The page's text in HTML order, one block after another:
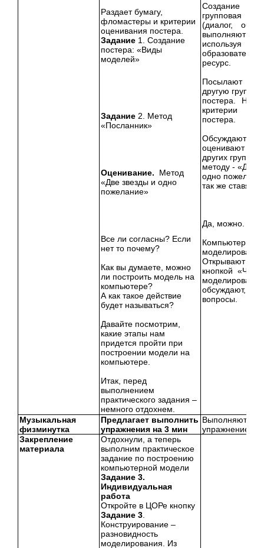
Раздает бумагу,
фломастеры и критерии
оценивания постера.
Задание1. Создание
постера: «Виды
моделей»
Задание2. Метод
«Посланник»
Оценивание.
Метод
«Две звезды и одно
пожелание»
Все ли согласны? Если
нет то почему?
Как вы думаете, можно
ли построить модель на
компьютере?
А как такое действие
будет называться?
Давайте посмотрим,
какие этапы нам
придется пройти при
построении модели на
компьютере.
Итак, перед
выполнением
практического задания –
немного отдохнем.
Создание
групповая
(диалог,
выполняют
используя
ресурс.
Посылают
другую группу
постера. На
критерии
постера.
Обсуждают и
оценивают
других групп
методу - «Две
одно
так же ставят
Да, можно.
Компьютерное
Открывают в
кнопкой «Что
обсуждают,
вопросы.
Музыкальная
физминутка
Предлагает выполнить
упражнения на 3 мин
Выполняют
упражнение
Закрепление
материала
Отдохнули, а теперь
выполним практическое
задание по построению
компьютерной модели
Задание 3.
Индивидуальная
работа
Откройте в ЦОРе кнопку
Задание 3.
Конструирование –
разновидность
моделирования. Из